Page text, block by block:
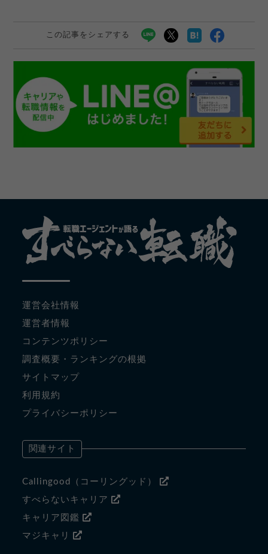
この記事をシェアする
運営会社情報
運営者情報
コンテンツポリシー
調査概要・ランキングの根拠
サイトマップ
利用規約
プライバシーポリシー
関連サイト
Callingood（コーリングッド）
すべらないキャリア
キャリア図鑑
マジキャリ